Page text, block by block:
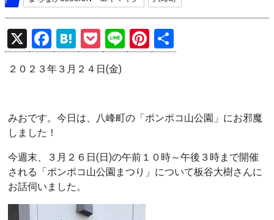
X
F
a
ce
o
o
k
H
at
e
a
P
o
ck
Li
n
Pi
nt
t
有
２０２３年３月２４日(金)
みおです。今日は、八峰町の「ポンポコ山公園」にお邪魔
しました！
今週末、３月２６日(日)の午前１０時～午後３時まで開催
される「ポンポコ山公園まつり」について板谷大樹さんに
お話伺いました。